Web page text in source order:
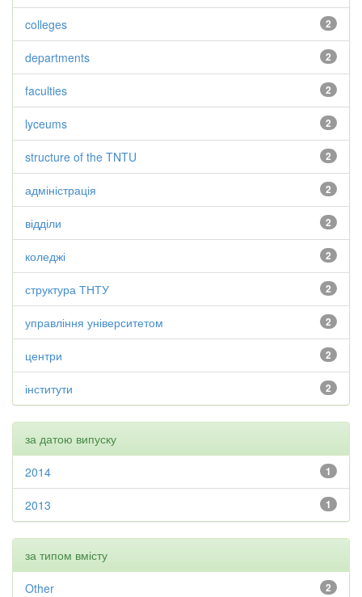
2
colleges
2
departments
2
faculties
2
lyceums
2
structure of the TNTU
2
адміністрація
2
відділи
2
коледжі
2
структура ТНТУ
2
управління університетом
2
центри
2
інститути
за датою випуску
1
2014
1
2013
за типом вмісту
2
Other